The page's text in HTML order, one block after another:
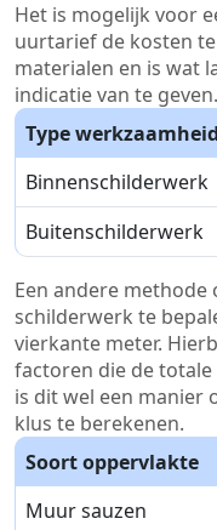
Het is mogelijk voor
uurtarief de kosten
materialen en is wat
indicatie van te geven.
Type werkzaamheid
Binnenschilderwerk
Buitenschilderwerk
Een andere
schilderwerk te
vierkante meter.
factoren die de
is dit wel een manier
klus te berekenen.
Soort oppervlakte
Muur sauzen